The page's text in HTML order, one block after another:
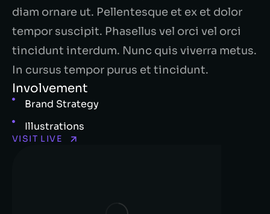
diam ornare ut. Pellentesque et ex et dolor
tempor suscipit. Phasellus vel orci vel orci
tincidunt interdum. Nunc quis viverra metus.
In cursus tempor purus et tincidunt.
Involvement
Brand Strategy
Illustrations
VISIT LIVE